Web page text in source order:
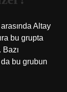
Altay
bu grupta
bu grubun